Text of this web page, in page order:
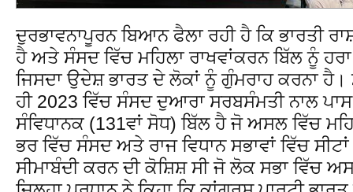
ਦੁਰਭਾਵਨਾਪੂਰਨ ਬਿਆਨ ਫੈਲਾ ਰਹੀ ਹੈ ਕਿ ਭਾਰਤੀ
ਹੈ ਅਤੇ ਸੰਸਦ ਵਿੱਚ ਮਹਿਲਾ ਰਾਖਵਾਂਕਰਨ ਬਿੱਲ ਨੂੰ
ਜਿਸਦਾ ਉਦੇਸ਼ ਭਾਰਤ ਦੇ ਲੋਕਾਂ ਨੂੰ ਗੁੰਮਰਾਹ ਕਰਨਾ ਹੈ।
ਹੀ 2023 ਵਿੱਚ ਸੰਸਦ ਦੁਆਰਾ ਸਰਬਸੰਮਤੀ ਨਾਲ
ਸੰਵਿਧਾਨਕ (131ਵਾਂ ਸੋਧ) ਬਿੱਲ ਹੈ ਜੋ ਅਸਲ ਵਿੱਚ
ਭਰ ਵਿੱਚ ਸੰਸਦ ਅਤੇ ਰਾਜ ਵਿਧਾਨ ਸਭਾਵਾਂ ਵਿੱਚ
ਸੀਮਾਬੰਦੀ ਕਰਨ ਦੀ ਕੋਸ਼ਿਸ਼ ਸੀ ਜੋ ਲੋਕ ਸਭਾ ਵਿੱਚ